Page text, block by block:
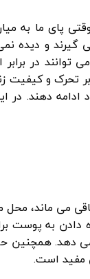
پای ما به
و دیده
در برابر
تحرک و کیفیت
می ماند، محل
دادن به
دهد. همچنین
مفید است.